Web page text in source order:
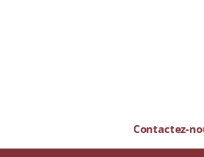
Contactez-